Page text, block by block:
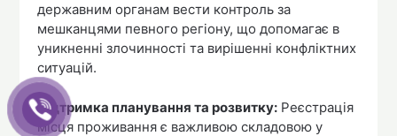
державним органам вести контроль за
мешканцями певного регіону, що допомагає в
уникненні злочинності та вирішенні конфліктних
ситуацій.
Підтримка планування та розвитку: Реєстрація
місця проживання є важливою складовою у